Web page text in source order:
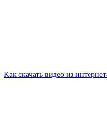
Как скачать видео из